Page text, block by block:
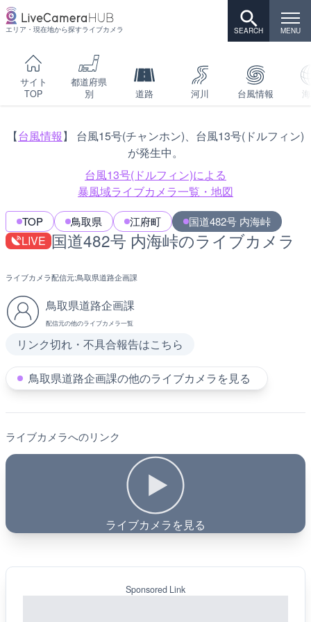
エリア・現在地から探すライブカメラ
サイト
TOP
都道府県
別
道路 河川 台風情報
【台風情報】 台風15号(チャンホン)、台風13号(ドルフィン)
が発生中。
台風13号(ドルフィン)による
暴風域ライブカメラ一覧・地図
TOP 鳥取県 江府町 国道482号 内海峠
LIVE 国道482号 内海峠のライブカメラ
ライブカメラ配信元:鳥取県道路企画課
鳥取県道路企画課
配信元の他のライブカメラ一覧
リンク切れ・不具合報告はこちら
鳥取県道路企画課の他のライブカメラを見る
ライブカメラへのリンク
ライブカメラを見る
Sponsored Link